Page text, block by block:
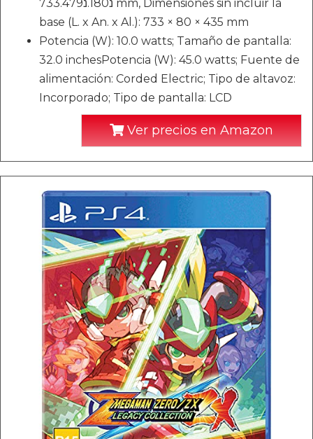
733.נ180.נ479 mm, Dimensiones sin incluir la
base (L. x An. x Al.): 733 × 80 × 435 mm
Potencia (W): 10.0 watts; Tamaño de pantalla:
32.0 inchesPotencia (W): 45.0 watts; Fuente de
alimentación: Corded Electric; Tipo de altavoz:
Incorporado; Tipo de pantalla: LCD
Ver precios en Amazon